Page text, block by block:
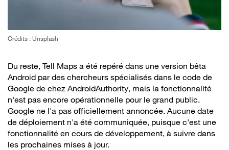
Crédits : Unsplash
Du reste, Tell Maps a été repéré dans une version bêta
Android par des chercheurs spécialisés dans le code de
Google de chez AndroidAuthority, mais la fonctionnalité
n'est pas encore opérationnelle pour le grand public.
Google ne l'a pas officiellement annoncée. Aucune date
de déploiement n'a été communiquée, puisque c'est une
fonctionnalité en cours de développement, à suivre dans
les prochaines mises à jour.